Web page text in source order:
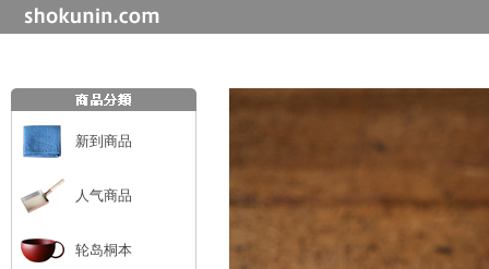
新到商品
人气商品
轮岛桐本